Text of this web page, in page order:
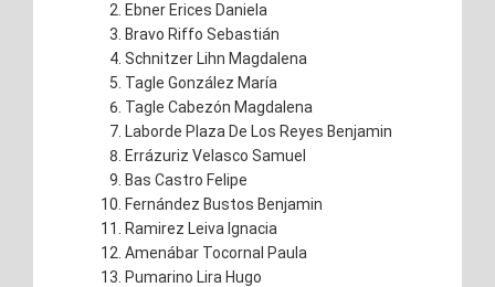
Ebner Erices Daniela
Bravo Riffo Sebastián
Schnitzer Lihn Magdalena
Tagle González María
Tagle Cabezón Magdalena
Laborde Plaza De Los Reyes Benjamin
Errázuriz Velasco Samuel
Bas Castro Felipe
Fernández Bustos Benjamin
Ramirez Leiva Ignacia
Amenábar Tocornal Paula
Pumarino Lira Hugo